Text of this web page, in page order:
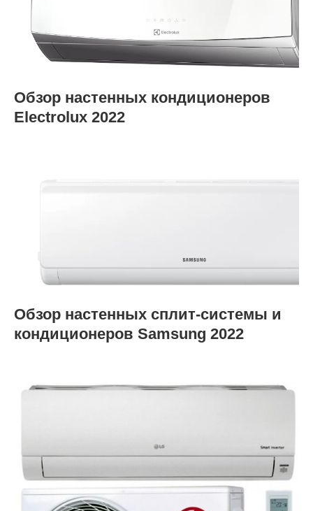
Обзор настенных кондиционеров
Electrolux 2022
Обзор настенных сплит-системы и
кондиционеров Samsung 2022